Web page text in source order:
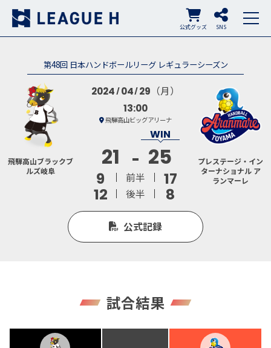
SNS
公式グッズ
第48回 日本ハンドボールリーグ レギュラーシーズン
飛騨高山ブラックブ
ルズ岐阜
2024 04 29 （月）
13:00
飛騨高山ビッグアリーナ
21 25
9 前半
17
12
後半 8
プレステージ・イン
ターナショナル ア
ランマーレ
公式記録
試合結果